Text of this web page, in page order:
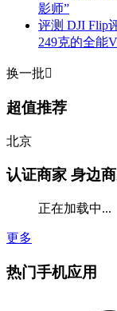
影师”
评测 DJI Flip
249克的全能
换一批
超值推荐
北京
认证商家 身边
正在加载中...
更多
热门手机应用